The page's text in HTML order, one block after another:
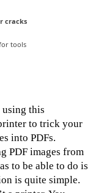
cracks
tools
this
to trick your
into PDFs.
PDF images from
to be able to do is
is quite simple.